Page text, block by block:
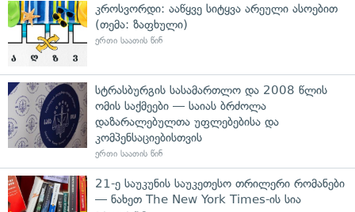
კროსვორდი: ააწყვე სიტყვა არეული ასოებით
(თემა: ზაფხული)
ერთი საათის წინ
სტრასბურგის სასამართლო და 2008 წლის
ომის საქმეები — საიას ბრძოლა
დაზარალებულთა უფლებებისა და
კომპენსაციებისთვის
ერთი საათის წინ
21-ე საუკუნის საუკეთესო თრილერი რომანები
— ნახეთ The New York Times-ის სია